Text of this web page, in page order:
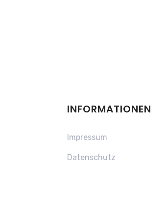
INFORMATIONEN
Impressum
Datenschutz